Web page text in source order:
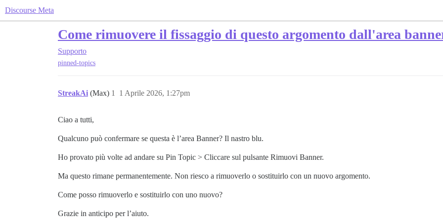
Discourse Meta
Come rimuovere il fissaggio di questo argomento dall'area
Supporto
pinned-topics
StreakAi (Max) 1 Aprile 2026, 1:27pm
1
Ciao a tutti,
Qualcuno può confermare se questa è l’area Banner? Il nastro blu.
Ho provato più volte ad andare su Pin Topic > Cliccare sul pulsante Rimuovi Banner.
Ma questo rimane permanentemente. Non riesco a rimuoverlo o sostituirlo con un nuovo argomento.
Come posso rimuoverlo e sostituirlo con uno nuovo?
Grazie in anticipo per l’aiuto.